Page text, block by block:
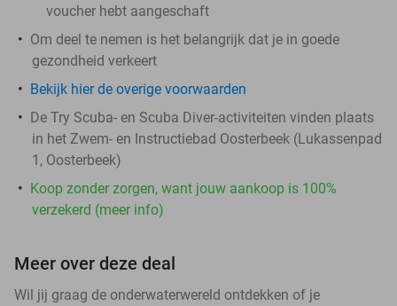
voucher hebt aangeschaft
Om deel te nemen is het belangrijk dat je in goede
gezondheid verkeert
Bekijk hier de overige voorwaarden
De Try Scuba- en Scuba Diver-activiteiten vinden plaats
in het Zwem- en Instructiebad Oosterbeek (Lukassenpad
1, Oosterbeek)
Koop zonder zorgen, want jouw aankoop is 100%
verzekerd (meer info)
Meer over deze deal
Wil jij graag de onderwaterwereld ontdekken of je